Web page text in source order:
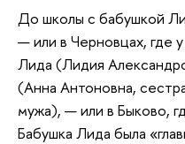
До школы с бабушкой
— или в Черновцах, где
Лида (Лидия
(Анна Антоновна,
мужа), — или в Быково,
Бабушка Лида была